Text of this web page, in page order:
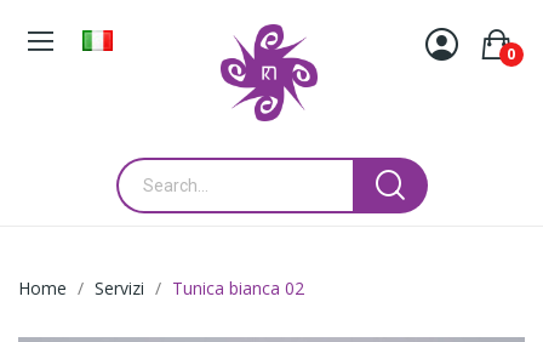
0
Home Servizi Tunica bianca 02